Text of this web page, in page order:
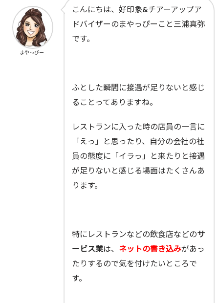
こんにちは、好印象&チアーアップア
ドバイザーのまやっぴーこと三浦真弥
です。
ふとした瞬間に接遇が足りないと感じ
ることってありますね。
レストランに入った時の店員の一言に
「えっ」と思ったり、自分の会社の社
員の態度に「イラっ」と来たりと接遇
が足りないと感じる場面はたくさんあ
ります。
特にレストランなどの飲食店などのサ
ービス業は、 ネットの書き込みがあっ
たりするので気を付けたいところで
す。
まやっぴー